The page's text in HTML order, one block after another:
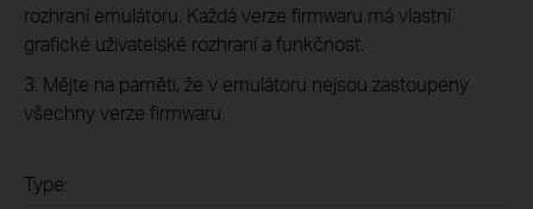
rozhraní emulátoru. Každá verze firmwaru má vlastní
grafické uživatelské rozhraní a funkčnost.
3. Mějte na paměti, že v emulátoru nejsou zastoupeny
všechny verze firmwaru.
Type: